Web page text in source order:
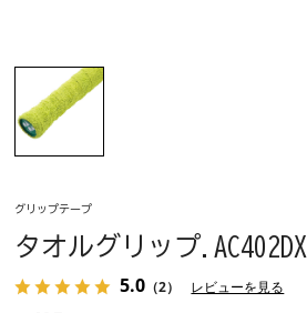
グリップテープ
タオルグリップ.AC402DX
5.0 （2） レビューを見る